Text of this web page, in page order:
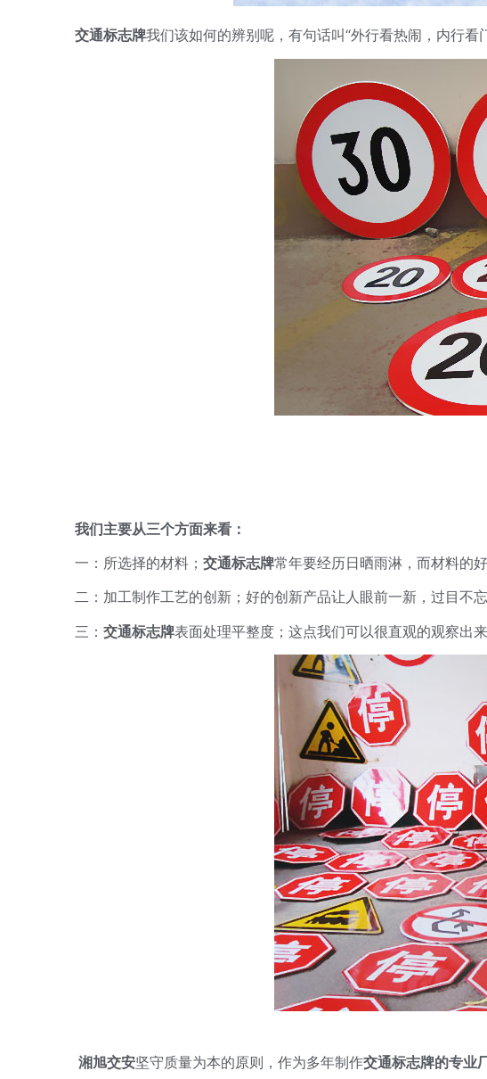
交通标志牌我们该如何的辨别呢，有句话叫“外行看热闹，内行
我们主要从三个方面来看：
一：所选择的材料； 交通标志牌常年要经历日晒雨淋，而材料的
二：加工制作工艺的创新；好的创新产品让人眼前一新，过目不
三： 交通标志牌表面处理平整度；这点我们可以很直观的观察出
湘旭交安坚守质量为本的原则，作为多年制作交通标志牌的专业